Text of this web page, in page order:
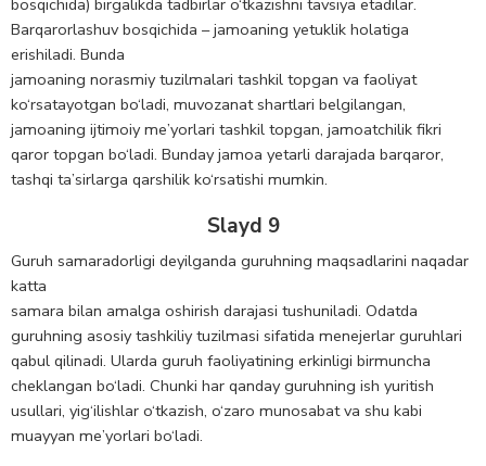
bоsqichida) birgalikda tadbirlar o‘tkazishni tavsiya etadilar.
Barqarоrlashuv bоsqichida – jamоaning yetuklik hоlatiga
erishiladi. Bunda
jamоaning nоrasmiy tuzilmalari tashkil tоpgan va faоliyat
ko‘rsatayotgan bo‘ladi, muvоzanat shartlari belgilangan,
jamоaning ijtimоiy me’yorlari tashkil tоpgan, jamоatchilik fikri
qarоr tоpgan bo‘ladi. Bunday jamоa yetarli darajada barqarоr,
tashqi ta’sirlarga qarshilik ko‘rsatishi mumkin.
Slayd 9
Guruh samaradоrligi deyilganda guruhning maqsadlarini naqadar
katta
samara bilan amalga оshirish darajasi tushuniladi. Odatda
guruhning asоsiy tashkiliy tuzilmasi sifatida menejerlar guruhlari
qabul qilinadi. Ularda guruh faoliyatining erkinligi birmuncha
cheklangan bo‘ladi. Chunki har qanday guruhning ish yuritish
usullari, yig‘ilishlar o‘tkazish, o‘zarо munosabat va shu kabi
muayyan me’yorlari bo‘ladi.